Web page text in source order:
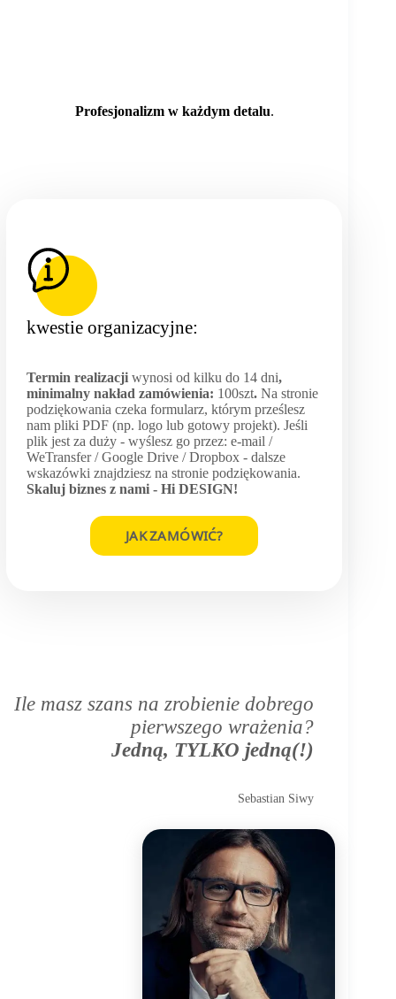
Profesjonalizm w każdym detalu.
kwestie organizacyjne:
Termin realizacji wynosi od kilku do 14 dni,
minimalny nakład zamówienia: 100szt. Na stronie
podziękowania czeka formularz, którym prześlesz
nam pliki PDF (np. logo lub gotowy projekt). Jeśli
plik jest za duży - wyślesz go przez: e-mail /
WeTransfer / Google Drive / Dropbox - dalsze
wskazówki znajdziesz na stronie podziękowania.
Skaluj biznes z nami - Hi DESIGN!
JAK ZAMÓWIĆ?
Ile masz szans na zrobienie dobrego
pierwszego wrażenia?
Jedną, TYLKO jedną(!)
Sebastian Siwy